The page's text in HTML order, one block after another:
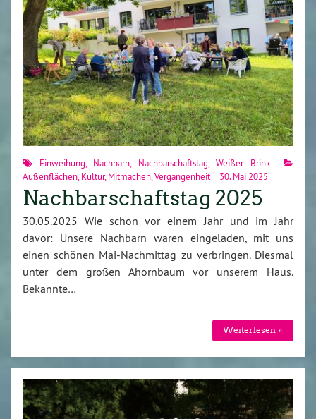
Einweihung, Nachbarn, Nachbarschaftstag, Weißer Brink
Außenflächen,Kultur,Mitmachen,Vergangenheit 30. Mai 2025
Nachbarschaftstag 2025
30.05.2025 Wie schon vor einem Jahr und im Jahr
davor: Unsere Nachbarn waren eingeladen, mit uns
einen schönen Mai-Nachmittag zu verbringen. Diesmal
unter dem großen Ahornbaum vor unserem Haus.
Bekannte…
Weiterlesen »